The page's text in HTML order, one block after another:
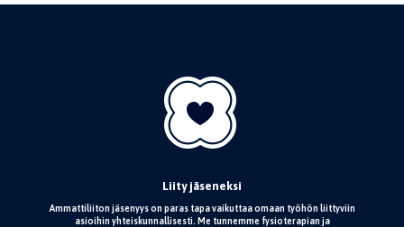
Liity jäseneksi
Ammattiliiton jäsenyys on paras tapa vaikuttaa omaan työhön liittyviin
asioihin yhteiskunnallisesti. Me tunnemme fysioterapian ja